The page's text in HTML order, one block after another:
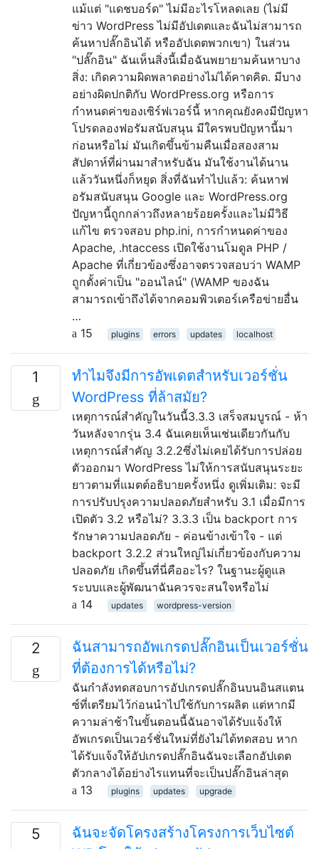
แม้แต่ "แดชบอร์ด" ไม่มีอะไรโหลดเลย (ไม่มี
ข่าว WordPress ไม่มีอัปเดตและฉันไม่สามารถ
ค้นหาปลั๊กอินได้ หรืออัปเดตพวกเขา) ในส่วน
"ปลั๊กอิน" ฉันเห็นสิ่งนี้เมื่อฉันพยายามค้นหาบาง
สิ่ง: เกิดความผิดพลาดอย่างไม่ได้คาดคิด. มีบาง
อย่างผิดปกติกับ WordPress.org หรือการ
กำหนดค่าของเซิร์ฟเวอร์นี้ หากคุณยังคงมีปัญหา
โปรดลองฟอรัมสนับสนุน มีใครพบปัญหานี้มา
ก่อนหรือไม่ มันเกิดขึ้นข้ามคืนเมื่อสองสาม
สัปดาห์ที่ผ่านมาสำหรับฉัน มันใช้งานได้นาน
แล้ววันหนึ่งก็หยุด สิ่งที่ฉันทำไปแล้ว: ค้นหาฟ
อรัมสนับสนุน Google และ WordPress.org
ปัญหานี้ถูกกล่าวถึงหลายร้อยครั้งและไม่มีวิธี
แก้ไข ตรวจสอบ php.ini, การกำหนดค่าของ
Apache, .htaccess เปิดใช้งานโมดูล PHP /
Apache ที่เกี่ยวข้องซึ่งอาจตรวจสอบว่า WAMP
ถูกตั้งค่าเป็น "ออนไลน์" (WAMP ของฉัน
สามารถเข้าถึงได้จากคอมพิวเตอร์เครือข่ายอื่น
…
15
plugins errors updates localhost
1
ทำไมจึงมีการอัพเดตสำหรับเวอร์ชั่น
WordPress ที่ล้าสมัย?
เหตุการณ์สำคัญในวันนี้3.3.3 เสร็จสมบูรณ์ - ห้า
วันหลังจากรุ่น 3.4 ฉันเคยเห็นเช่นเดียวกันกับ
เหตุการณ์สำคัญ 3.2.2ซึ่งไม่เคยได้รับการปล่อย
ตัวออกมา WordPress ไม่ให้การสนับสนุนระยะ
ยาวตามที่แมตต์อธิบายครั้งหนึ่ง ดูเพิ่มเติม: จะมี
การปรับปรุงความปลอดภัยสำหรับ 3.1 เมื่อมีการ
เปิดตัว 3.2 หรือไม่? 3.3.3 เป็น backport การ
รักษาความปลอดภัย - ค่อนข้างเข้าใจ - แต่
backport 3.2.2 ส่วนใหญ่ไม่เกี่ยวข้องกับความ
ปลอดภัย เกิดขึ้นที่นี่คืออะไร? ในฐานะผู้ดูแล
ระบบและผู้พัฒนาฉันควรจะสนใจหรือไม่
14
updates wordpress-version
2
ฉันสามารถอัพเกรดปลั๊กอินเป็นเวอร์ชั่น
ที่ต้องการได้หรือไม่?
ฉันกำลังทดสอบการอัปเกรดปลั๊กอินบนอินสแตน
ซ์ที่เตรียมไว้ก่อนนำไปใช้กับการผลิต แต่หากมี
ความล่าช้าในขั้นตอนนี้ฉันอาจได้รับแจ้งให้
อัพเกรดเป็นเวอร์ชั่นใหม่ที่ยังไม่ได้ทดสอบ หาก
ได้รับแจ้งให้อัปเกรดปลั๊กอินฉันจะเลือกอัปเดต
ตัวกลางได้อย่างไรแทนที่จะเป็นปลั๊กอินล่าสุด
13
plugins updates upgrade
5
ฉันจะจัดโครงสร้างโครงการเว็บไซต์